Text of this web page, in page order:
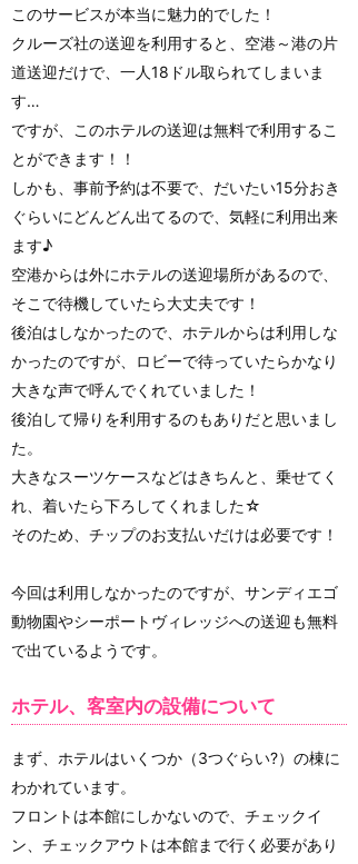
このサービスが本当に魅力的でした！
クルーズ社の送迎を利用すると、空港～港の片
道送迎だけで、一人18ドル取られてしまいま
す…
ですが、このホテルの送迎は無料で利用するこ
とができます！！
しかも、事前予約は不要で、だいたい15分おき
ぐらいにどんどん出てるので、気軽に利用出来
ます♪
空港からは外にホテルの送迎場所があるので、
そこで待機していたら大丈夫です！
後泊はしなかったので、ホテルからは利用しな
かったのですが、ロビーで待っていたらかなり
大きな声で呼んでくれていました！
後泊して帰りを利用するのもありだと思いまし
た。
大きなスーツケースなどはきちんと、乗せてく
れ、着いたら下ろしてくれました☆
そのため、チップのお支払いだけは必要です！
今回は利用しなかったのですが、サンディエゴ
動物園やシーポートヴィレッジへの送迎も無料
で出ているようです。
ホテル、客室内の設備について
まず、ホテルはいくつか（3つぐらい?）の棟に
わかれています。
フロントは本館にしかないので、チェックイ
ン、チェックアウトは本館まで行く必要があり